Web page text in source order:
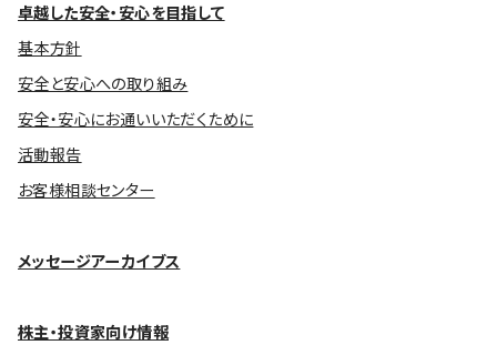
卓越した安全・安心を目指して
基本方針
安全と安心への取り組み
安全・安心にお通いいただくために
活動報告
お客様相談センター
メッセージアーカイブス
株主・投資家向け情報